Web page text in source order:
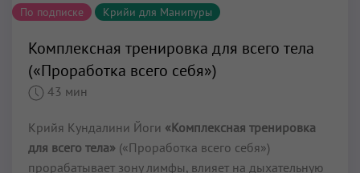
По подписке Крийи для Манипуры
Комплексная тренировка для всего тела
(«Проработка всего себя»)
43 мин
Крийя Кундалини Йоги «Комплексная тренировка
для всего тела» («Проработка всего себя»)
прорабатывает зону лимфы, влияет на дыхательную